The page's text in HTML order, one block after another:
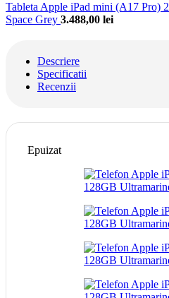
Tableta Apple iPad mini (A17 Pro)
Space Grey 3.488,00 lei
Descriere
Specificatii
Recenzii
Epuizat